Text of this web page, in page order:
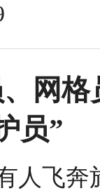
、网
员”
人飞